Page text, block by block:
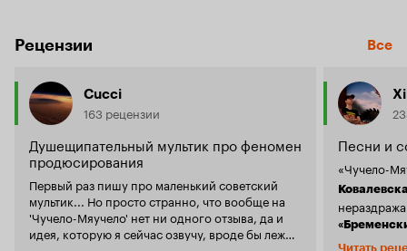
Рецензии Все
Cucci
163 рецензии
Душещипательный мультик про феномен
продюсирования
Первый раз пишу про маленький советский
мультик... Но просто странно, что вообще на
'Чучело-Мяучело' нет ни одного отзыва, да и
идея, которую я сейчас озвучу, вроде бы лежит
Песни и
«Чучело-
черепаха
Читать